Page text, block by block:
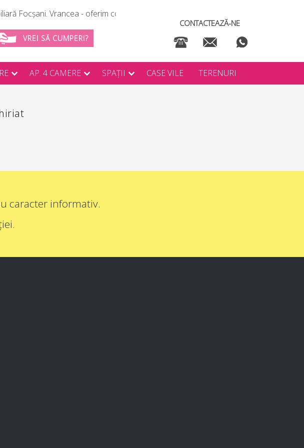
Focșani. Vrancea - oferim consultanță GRATUITĂ de servicii imobiliare
VREI SĂ CUMPERI?
CONTACTEAZĂ-NE
AP. 4 CAMERE SPAȚII CASE VILE TERENURI
caracter informativ.